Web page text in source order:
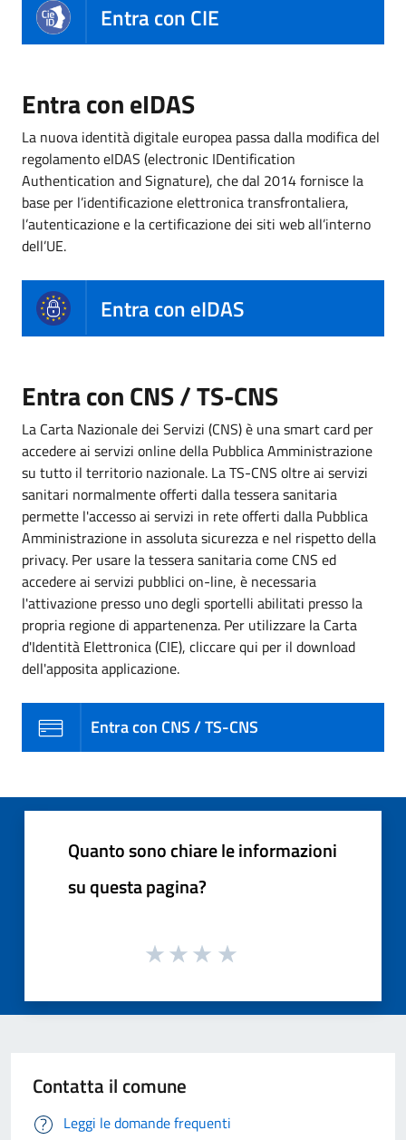
Entra con CIE
Entra con eIDAS
La nuova identità digitale europea passa dalla modifica del
regolamento eIDAS (electronic IDentification
Authentication and Signature), che dal 2014 fornisce la
base per l’identificazione elettronica transfrontaliera,
l’autenticazione e la certificazione dei siti web all’interno
dell’UE.
Entra con eIDAS
Entra con CNS / TS-CNS
La Carta Nazionale dei Servizi (CNS) è una smart card per
accedere ai servizi online della Pubblica Amministrazione
su tutto il territorio nazionale. La TS-CNS oltre ai servizi
sanitari normalmente offerti dalla tessera sanitaria
permette l'accesso ai servizi in rete offerti dalla Pubblica
Amministrazione in assoluta sicurezza e nel rispetto della
privacy. Per usare la tessera sanitaria come CNS ed
accedere ai servizi pubblici on-line, è necessaria
l'attivazione presso uno degli sportelli abilitati presso la
propria regione di appartenenza. Per utilizzare la Carta
d'Identità Elettronica (CIE), cliccare qui per il download
dell'apposita applicazione.
Entra con CNS / TS-CNS
Quanto sono chiare le informazioni
su questa pagina?
Contatta il comune
Leggi le domande frequenti